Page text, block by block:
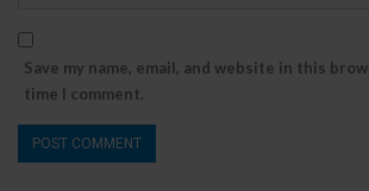
Save my name, email, and website in this
time I comment.